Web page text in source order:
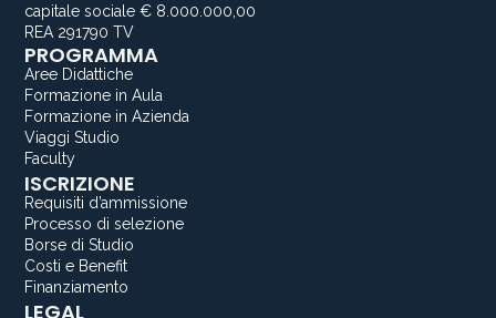
capitale sociale € 8.000.000,00
REA 291790 TV
PROGRAMMA
Aree Didattiche
Formazione in Aula
Formazione in Azienda
Viaggi Studio
Faculty
ISCRIZIONE
Requisiti d’ammissione
Processo di selezione
Borse di Studio
Costi e Benefit
Finanziamento
LEGAL